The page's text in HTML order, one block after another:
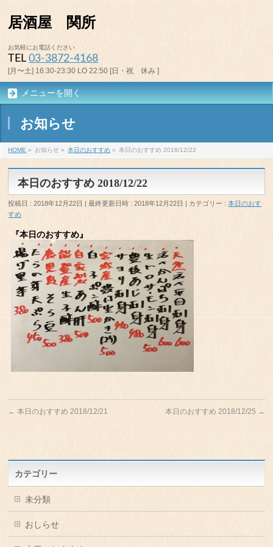
居酒屋 関所
お気軽にお電話ください
TEL03-3872-4168
[月〜土] 16:30-23:30 LO 22:50 [日・祝 休み ]
メニューを開く
お知らせ
HOME » お知らせ » 本日のおすすめ » 本日のおすすめ 2018/12/22
本日のおすすめ 2018/12/22
投稿日 : 2018年12月22日 最終更新日時 : 2018年12月22日 カテゴリー :本日のおす
すめ
『本日のおすすめ』
← 本日のおすすめ 2018/12/21 本日のおすすめ 2018/12/25 →
カテゴリー
未分類
おしらせ